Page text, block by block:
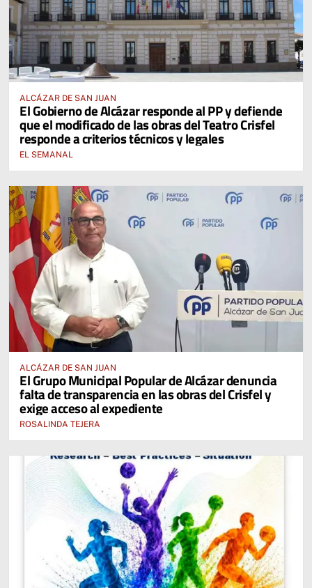
ALCÁZAR DE SAN JUAN
El Gobierno de Alcázar responde al PP y defiende
que el modificado de las obras del Teatro Crisfel
responde a criterios técnicos y legales
EL SEMANAL
ALCÁZAR DE SAN JUAN
El Grupo Municipal Popular de Alcázar denuncia
falta de transparencia en las obras del Crisfel y
exige acceso al expediente
ROSALINDA TEJERA